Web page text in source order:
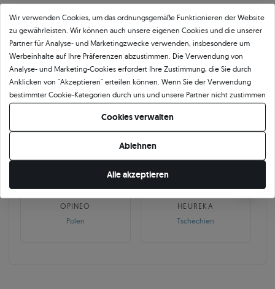
Über11 4845★-Bewertungen in ganz
Europa
GEPRÜFTE BEWERTUNGEN UNSERER KUNDEN
10 468
OPINEO
Polen
252
HEUREKA
Tschechien
Wir verwenden Cookies, um das ordnungsgemäße Funktionieren der Website
zu gewährleisten. Wir können auch unsere eigenen Cookies und die unserer
Partner für Analyse- und Marketingzwecke verwenden, insbesondere um
Werbeinhalte auf Ihre Präferenzen abzustimmen. Die Verwendung von
Analyse- und Marketing-Cookies erfordert Ihre Zustimmung, die Sie durch
Anklicken von "Akzeptieren" erteilen können. Wenn Sie der Verwendung
bestimmter Cookie-Kategorien durch uns und unsere Partner nicht zustimmen
möchten, klicken Sie auf "Lassen Sie mich wählen" und bestimmen Sie Ihre
Präferenzen. Sie können Ihre Zustimmung jederzeit widerrufen, indem Sie
Ihre Cookie-Einstellungen ändern.
Cookies verwalten
Ablehnen
Alle akzeptieren